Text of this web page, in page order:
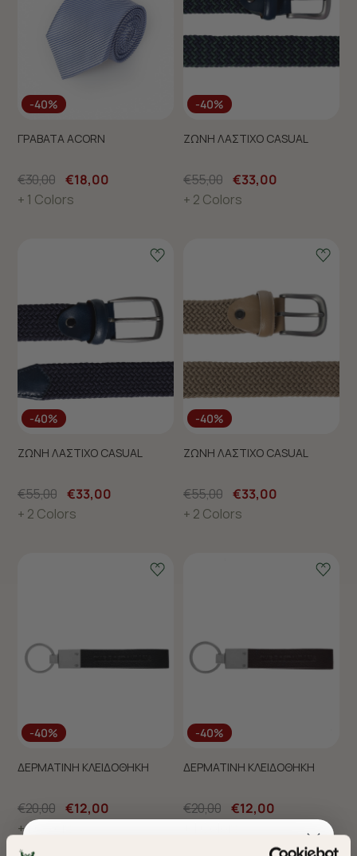
-40%
ΓΡΑΒΑΤΑ ACORN
€30,00 €18,00
+ 1 Colors
-40%
ΖΩΝΗ ΛΑΣΤΙΧΟ CASUAL
€55,00 €33,00
+ 2 Colors
-40%
ΖΩΝΗ ΛΑΣΤΙΧΟ CASUAL
€55,00 €33,00
+ 2 Colors
-40%
ΖΩΝΗ ΛΑΣΤΙΧΟ CASUAL
€55,00 €33,00
+ 2 Colors
-40%
ΔΕΡΜΑΤΙΝΗ ΚΛΕΙΔΟΘΗΚΗ
€20,00 €12,00
+ 1 Colors
-40%
ΔΕΡΜΑΤΙΝΗ ΚΛΕΙΔΟΘΗΚΗ
€20,00 €12,00